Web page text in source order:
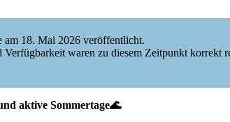
am 18. Mai 2026 veröffentlicht.
waren zu diesem Zeitpunkt korrekt
aktive Sommertage🌊